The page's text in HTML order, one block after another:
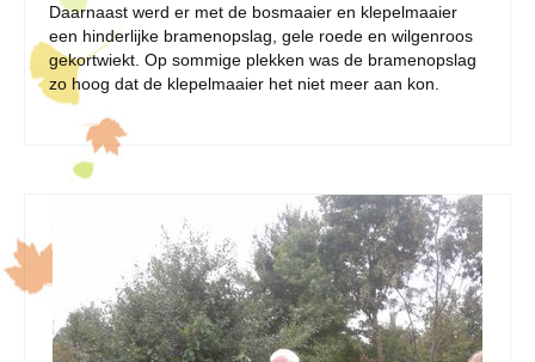
Daarnaast werd er met de bosmaaier en klepelmaaier
een hinderlijke bramenopslag, gele roede en wilgenroos
gekortwiekt. Op sommige plekken was de bramenopslag
zo hoog dat de klepelmaaier het niet meer aan kon.